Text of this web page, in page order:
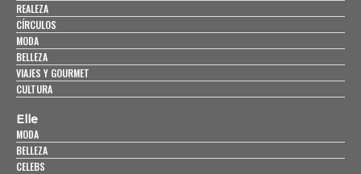
REALEZA
CÍRCULOS
MODA
BELLEZA
VIAJES Y GOURMET
CULTURA
Elle
MODA
BELLEZA
CELEBS